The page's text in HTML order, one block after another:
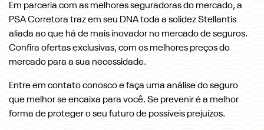
Em parceria com as melhores seguradoras do mercado, a
PSA Corretora traz em seu DNA toda a solidez Stellantis
aliada ao que há de mais inovador no mercado de seguros.
Confira ofertas exclusivas, com os melhores preços do
mercado para a sua necessidade.
Entre em contato conosco e faça uma análise do seguro
que melhor se encaixa para você. Se prevenir é a melhor
forma de proteger o seu futuro de possíveis prejuízos.